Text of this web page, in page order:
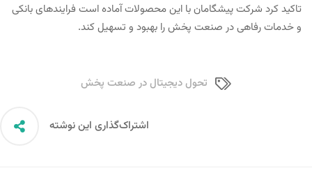
تاکید کرد شرکت پیشگامان با این محصولات آماده است فرایندهای بانکی
و خدمات رفاهی در صنعت پخش را بهبود و تسهیل کند.
تحول دیجیتال در صنعت پخش
اشتراک‌گذاری این نوشته